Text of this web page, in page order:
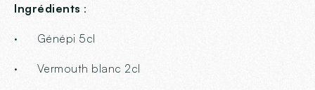
Ingrédients :
· Génépi 5cl
· Vermouth blanc 2cl